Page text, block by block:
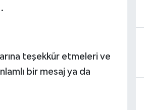
teşekkür etmeleri ve
bir mesaj ya da